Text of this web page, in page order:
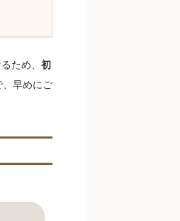
ため、 初
早めにご